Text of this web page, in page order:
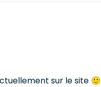
sur le site 🙂